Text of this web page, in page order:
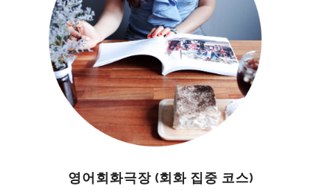
영어회화극장 (회화 집중 코스)